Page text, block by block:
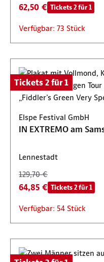
62,50 € Tickets 2 für 1
Verfügbar: 73 Stück
Tickets 2 für 1
Elspe Festival GmbH
IN EXTREMO am
Lennestadt
129,70 €
64,85 € Tickets 2 für 1
Verfügbar: 54 Stück